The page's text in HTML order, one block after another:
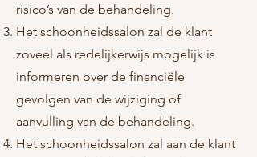
risico’s van de behandeling.
Het schoonheidssalon zal de klant
zoveel als redelijkerwijs mogelijk is
informeren over de financiële
gevolgen van de wijziging of
aanvulling van de behandeling.
Het schoonheidssalon zal aan de klant